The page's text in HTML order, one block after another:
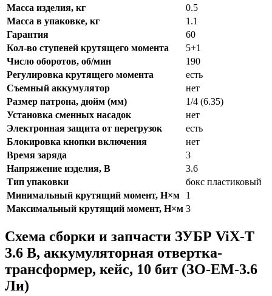
Масса изделия, кг
0.5
Масса в упаковке, кг
1.1
Гарантия
60
Кол-во ступеней крутящего момента
5+1
Число оборотов, об/мин
190
Регулировка крутящего момента
есть
Съемный аккумулятор
нет
Размер патрона, дюйм (мм)
1/4 (6.35)
Установка сменных насадок
нет
Электронная защита от перегрузок
есть
Блокировка кнопки включения
нет
Время заряда
3
Напряжение изделия, В
3.6
Тип упаковки
бокс пластиковый
Минимальный крутящий момент, Н×м
1
Максимальный крутящий момент, Н×м 3
Схема сборки и запчасти ЗУБР ViX-T
3.6 В, аккумуляторная отвертка-
трансформер, кейс, 10 бит (ЗО-ЕМ-3.6
Ли)